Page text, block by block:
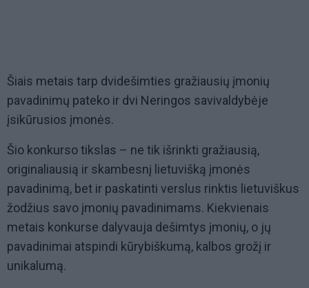
Šiais metais tarp dvidešimties gražiausių įmonių
pavadinimų pateko ir dvi Neringos savivaldybėje
įsikūrusios įmonės.
Šio konkurso tikslas – ne tik išrinkti gražiausią,
originaliausią ir skambesnį lietuvišką įmonės
pavadinimą, bet ir paskatinti verslus rinktis lietuviškus
žodžius savo įmonių pavadinimams. Kiekvienais
metais konkurse dalyvauja dešimtys įmonių, o jų
pavadinimai atspindi kūrybiškumą, kalbos grožį ir
unikalumą.